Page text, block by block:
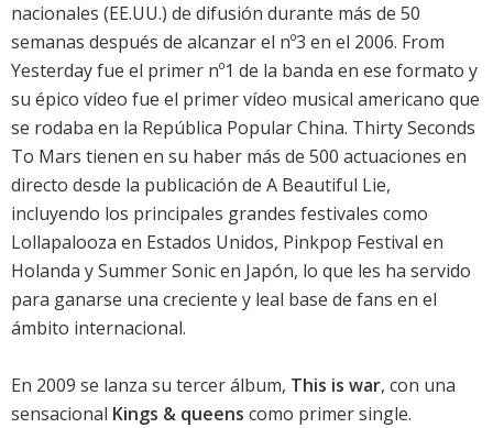
nacionales (EE.UU.) de difusión durante más de 50
semanas después de alcanzar el nº3 en el 2006. From
Yesterday fue el primer nº1 de la banda en ese formato y
su épico vídeo fue el primer vídeo musical americano que
se rodaba en la República Popular China. Thirty Seconds
To Mars tienen en su haber más de 500 actuaciones en
directo desde la publicación de A Beautiful Lie,
incluyendo los principales grandes festivales como
Lollapalooza en Estados Unidos, Pinkpop Festival en
Holanda y Summer Sonic en Japón, lo que les ha servido
para ganarse una creciente y leal base de fans en el
ámbito internacional.
En 2009 se lanza su tercer álbum, This is war, con una
sensacional Kings & queens como primer single.